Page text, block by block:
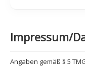
FORMULARE
Impressum/
Angaben gemäß § 5